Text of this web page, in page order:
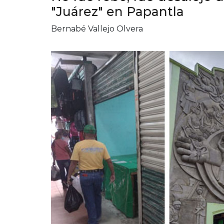
"Juárez" en Papantla
Bernabé Vallejo Olvera